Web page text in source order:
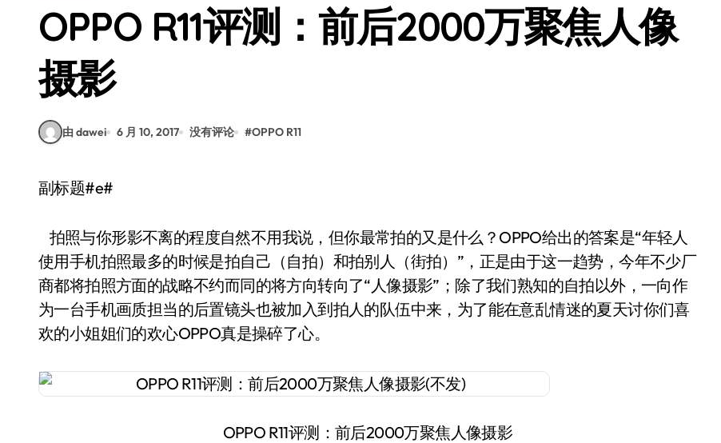
OPPO R11评测：前后2000万聚焦人像
摄影
由 dawei 6 月 10, 2017 没有评论 #OPPO R11
副标题#e#
拍照与你形影不离的程度自然不用我说，但你最常拍的又是什么？OPPO给出的答案是“年轻人
使用手机拍照最多的时候是拍自己（自拍）和拍别人（街拍）”，正是由于这一趋势，今年不少厂
商都将拍照方面的战略不约而同的将方向转向了“人像摄影”；除了我们熟知的自拍以外，一向作
为一台手机画质担当的后置镜头也被加入到拍人的队伍中来，为了能在意乱情迷的夏天讨你们喜
欢的小姐姐们的欢心OPPO真是操碎了心。
OPPO R11评测：前后2000万聚焦人像摄影